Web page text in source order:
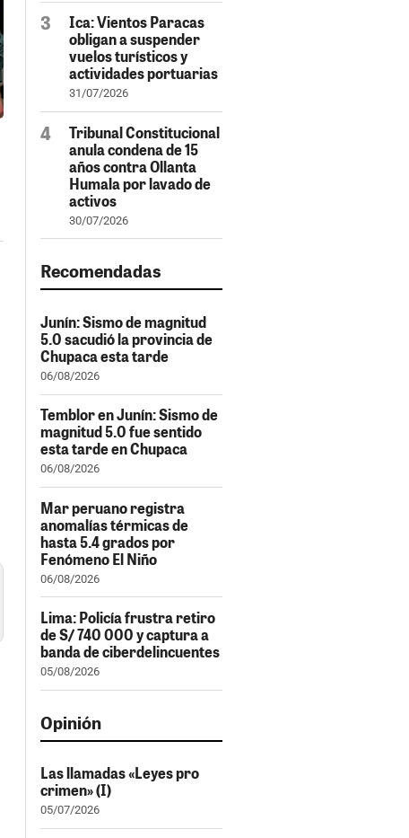
Ica: Vientos Paracas
obligan a suspender
vuelos turísticos y
actividades portuarias
31/07/2026
Tribunal Constitucional
anula condena de 15
años contra Ollanta
Humala por lavado de
activos
30/07/2026
Recomendadas
Junín: Sismo de magnitud
5.0 sacudió la provincia de
Chupaca esta tarde
06/08/2026
Temblor en Junín: Sismo de
magnitud 5.0 fue sentido
esta tarde en Chupaca
06/08/2026
Mar peruano registra
anomalías térmicas de
hasta 5.4 grados por
Fenómeno El Niño
06/08/2026
Lima: Policía frustra retiro
de S/ 740 000 y captura a
banda de ciberdelincuentes
05/08/2026
Opinión
Las llamadas «Leyes pro
crimen» (I)
05/07/2026